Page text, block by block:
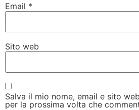
Email *
Sito web
Salva il mio nome, email e sito
per la prossima volta che